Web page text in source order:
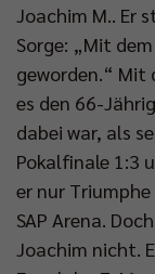
Joachim M.. Er
Sorge: „Mit
geworden.“ Mit
es den 66-
dabei war, als
Pokalfinale 1:3
er nur
SAP Arena.
Joachim nicht.